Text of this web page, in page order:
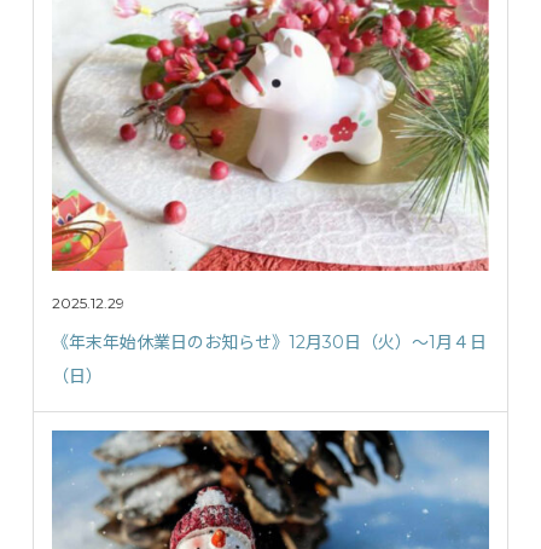
2025.12.29
《年末年始休業日のお知らせ》12月30日（火）〜1月４日
（日）